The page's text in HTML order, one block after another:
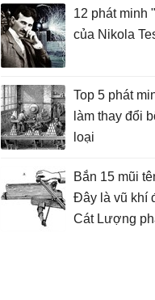
12 phát minh
của Nikola
Top 5 phát
làm thay đổi
loại
Bắn 15 mũi
Đây là vũ khí
Cát Lượng